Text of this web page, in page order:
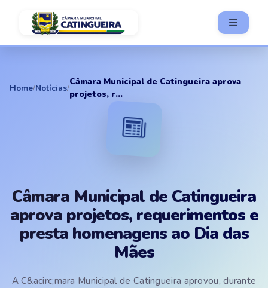
Home/Notícias/
Câmara Municipal de Catingueira aprova
projetos, r...
Câmara Municipal de Catingueira
aprova projetos, requerimentos e
presta homenagens ao Dia das
Mães
A C&acirc;mara Municipal de Catingueira aprovou, durante